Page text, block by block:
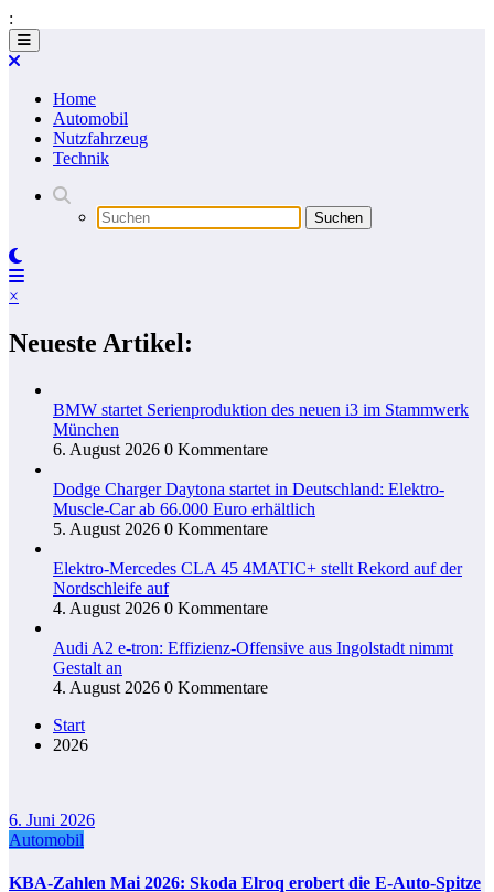
:
Zum
Inhalt
Home
Automobil
Nutzfahrzeug
Technik
×
Neueste Artikel:
BMW startet Serienproduktion des neuen i3 im Stammwerk
München
6. August 2026 0 Kommentare
Dodge Charger Daytona startet in Deutschland: Elektro-
Muscle-Car ab 66.000 Euro erhältlich
5. August 2026 0 Kommentare
Elektro-Mercedes CLA 45 4MATIC+ stellt Rekord auf der
Nordschleife auf
4. August 2026 0 Kommentare
Audi A2 e-tron: Effizienz-Offensive aus Ingolstadt nimmt
Gestalt an
4. August 2026 0 Kommentare
Start
2026
6. Juni 2026
Automobil
KBA-Zahlen Mai 2026: Skoda Elroq erobert die E-Auto-Spitze